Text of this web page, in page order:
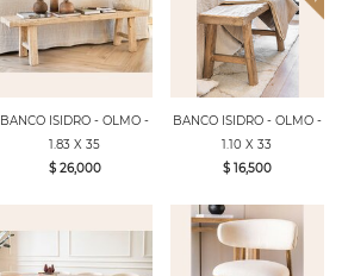
BANCO ISIDRO - OLMO -
1.83 X 35
$ 26,000
BANCO ISIDRO - OLMO -
1.10 X 33
$ 16,500